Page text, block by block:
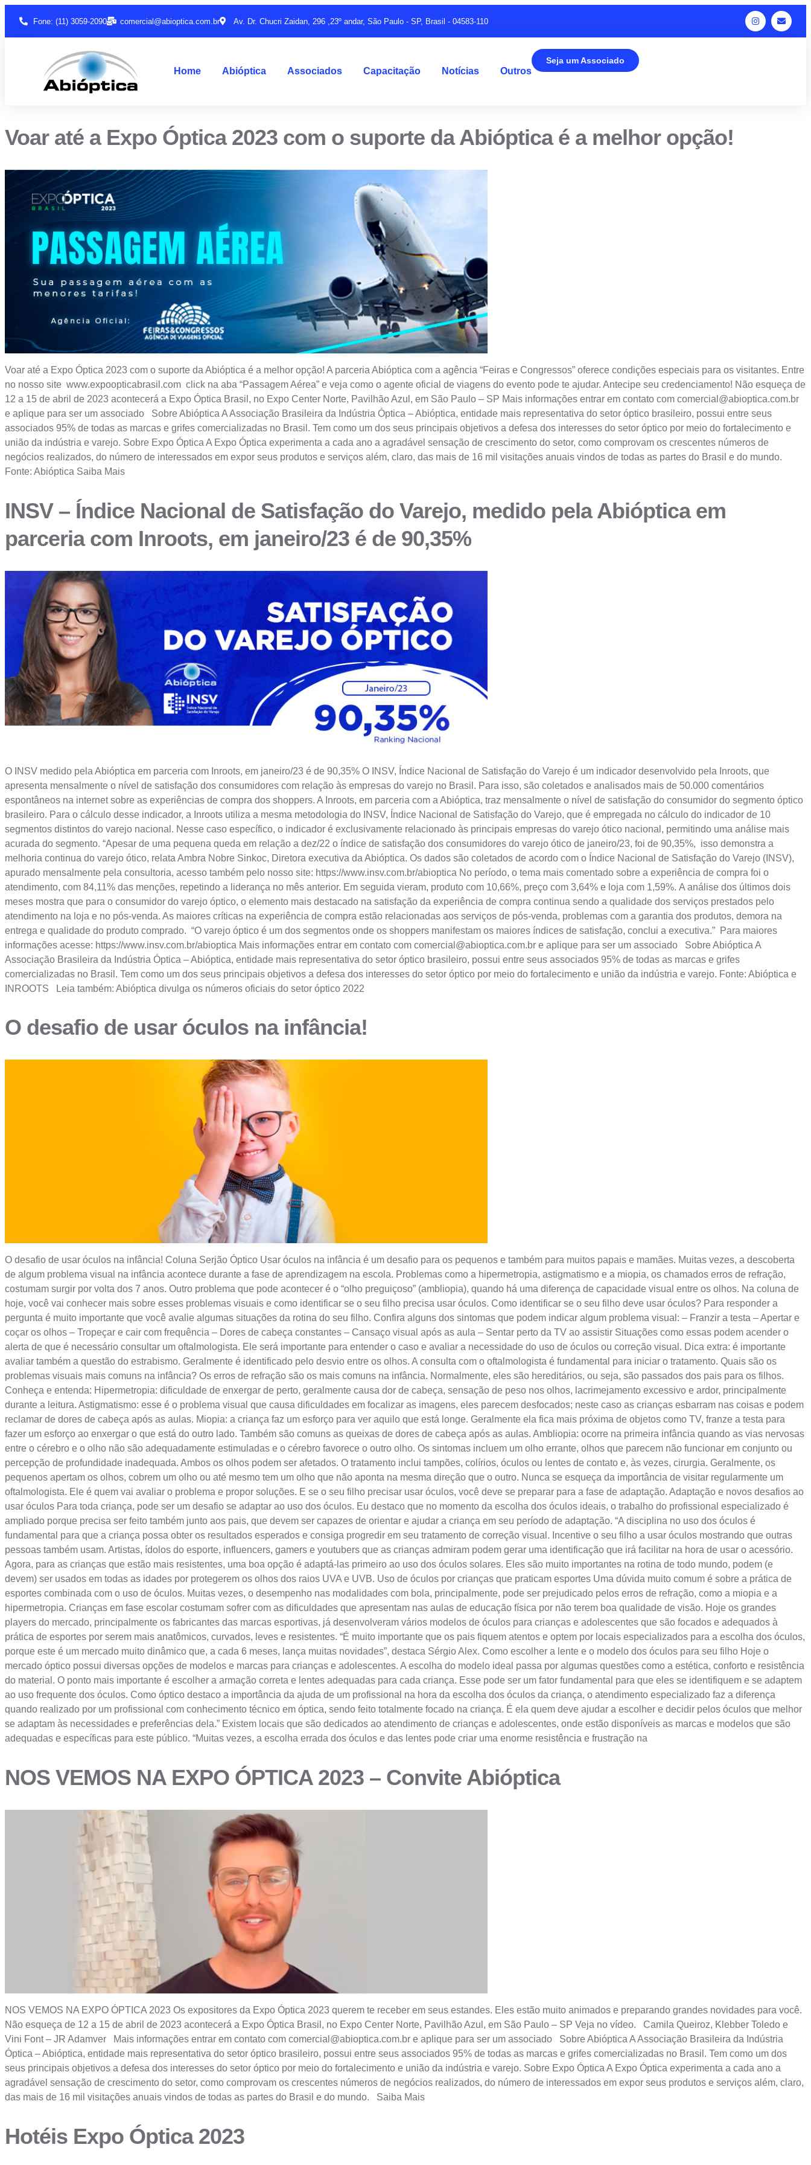
Fone: (11) 3059-2090 comercial@abioptica.com.br Av. Dr. Chucri Zaidan, 296 ,23º andar, São Paulo - SP, Brasil - 04583-110
Home Abióptica Associados Capacitação Notícias Outros
Seja um Associado
Voar até a Expo Óptica 2023 com o suporte da Abióptica é a melhor opção!
Voar até a Expo Óptica 2023 com o suporte da Abióptica é a melhor opção! A parceria Abióptica com a agência “Feiras e Congressos” oferece condições especiais para os visitantes. Entre
no nosso site www.expoopticabrasil.com click na aba “Passagem Aérea” e veja como o agente oficial de viagens do evento pode te ajudar. Antecipe seu credenciamento! Não esqueça de
12 a 15 de abril de 2023 acontecerá a Expo Óptica Brasil, no Expo Center Norte, Pavilhão Azul, em São Paulo – SP Mais informações entrar em contato com comercial@abioptica.com.br
e aplique para ser um associado Sobre Abióptica A Associação Brasileira da Indústria Óptica – Abióptica, entidade mais representativa do setor óptico brasileiro, possui entre seus
associados 95% de todas as marcas e grifes comercializadas no Brasil. Tem como um dos seus principais objetivos a defesa dos interesses do setor óptico por meio do fortalecimento e
união da indústria e varejo. Sobre Expo Óptica A Expo Óptica experimenta a cada ano a agradável sensação de crescimento do setor, como comprovam os crescentes números de
negócios realizados, do número de interessados em expor seus produtos e serviços além, claro, das mais de 16 mil visitações anuais vindos de todas as partes do Brasil e do mundo.
Fonte: Abióptica Saiba Mais
INSV – Índice Nacional de Satisfação do Varejo, medido pela Abióptica em
parceria com Inroots, em janeiro/23 é de 90,35%
O INSV medido pela Abióptica em parceria com Inroots, em janeiro/23 é de 90,35% O INSV, Índice Nacional de Satisfação do Varejo é um indicador desenvolvido pela Inroots, que
apresenta mensalmente o nível de satisfação dos consumidores com relação às empresas do varejo no Brasil. Para isso, são coletados e analisados mais de 50.000 comentários
espontâneos na internet sobre as experiências de compra dos shoppers. A Inroots, em parceria com a Abióptica, traz mensalmente o nível de satisfação do consumidor do segmento óptico
brasileiro. Para o cálculo desse indicador, a Inroots utiliza a mesma metodologia do INSV, Índice Nacional de Satisfação do Varejo, que é empregada no cálculo do indicador de 10
segmentos distintos do varejo nacional. Nesse caso específico, o indicador é exclusivamente relacionado às principais empresas do varejo ótico nacional, permitindo uma análise mais
acurada do segmento. “Apesar de uma pequena queda em relação a dez/22 o índice de satisfação dos consumidores do varejo ótico de janeiro/23, foi de 90,35%, isso demonstra a
melhoria continua do varejo ótico, relata Ambra Nobre Sinkoc, Diretora executiva da Abióptica. Os dados são coletados de acordo com o Índice Nacional de Satisfação do Varejo (INSV),
apurado mensalmente pela consultoria, acesso também pelo nosso site: https://www.insv.com.br/abioptica No período, o tema mais comentado sobre a experiência de compra foi o
atendimento, com 84,11% das menções, repetindo a liderança no mês anterior. Em seguida vieram, produto com 10,66%, preço com 3,64% e loja com 1,59%. A análise dos últimos dois
meses mostra que para o consumidor do varejo óptico, o elemento mais destacado na satisfação da experiência de compra continua sendo a qualidade dos serviços prestados pelo
atendimento na loja e no pós-venda. As maiores críticas na experiência de compra estão relacionadas aos serviços de pós-venda, problemas com a garantia dos produtos, demora na
entrega e qualidade do produto comprado. “O varejo óptico é um dos segmentos onde os shoppers manifestam os maiores índices de satisfação, conclui a executiva.” Para maiores
informações acesse: https://www.insv.com.br/abioptica Mais informações entrar em contato com comercial@abioptica.com.br e aplique para ser um associado Sobre Abióptica A
Associação Brasileira da Indústria Óptica – Abióptica, entidade mais representativa do setor óptico brasileiro, possui entre seus associados 95% de todas as marcas e grifes
comercializadas no Brasil. Tem como um dos seus principais objetivos a defesa dos interesses do setor óptico por meio do fortalecimento e união da indústria e varejo. Fonte: Abióptica e
INROOTS Leia também: Abióptica divulga os números oficiais do setor óptico 2022
O desafio de usar óculos na infância!
O desafio de usar óculos na infância! Coluna Serjão Óptico Usar óculos na infância é um desafio para os pequenos e também para muitos papais e mamães. Muitas vezes, a descoberta
de algum problema visual na infância acontece durante a fase de aprendizagem na escola. Problemas como a hipermetropia, astigmatismo e a miopia, os chamados erros de refração,
costumam surgir por volta dos 7 anos. Outro problema que pode acontecer é o “olho preguiçoso” (ambliopia), quando há uma diferença de capacidade visual entre os olhos. Na coluna de
hoje, você vai conhecer mais sobre esses problemas visuais e como identificar se o seu filho precisa usar óculos. Como identificar se o seu filho deve usar óculos? Para responder a
pergunta é muito importante que você avalie algumas situações da rotina do seu filho. Confira alguns dos sintomas que podem indicar algum problema visual: – Franzir a testa – Apertar e
coçar os olhos – Tropeçar e cair com frequência – Dores de cabeça constantes – Cansaço visual após as aula – Sentar perto da TV ao assistir Situações como essas podem acender o
alerta de que é necessário consultar um oftalmologista. Ele será importante para entender o caso e avaliar a necessidade do uso de óculos ou correção visual. Dica extra: é importante
avaliar também a questão do estrabismo. Geralmente é identificado pelo desvio entre os olhos. A consulta com o oftalmologista é fundamental para iniciar o tratamento. Quais são os
problemas visuais mais comuns na infância? Os erros de refração são os mais comuns na infância. Normalmente, eles são hereditários, ou seja, são passados dos pais para os filhos.
Conheça e entenda: Hipermetropia: dificuldade de enxergar de perto, geralmente causa dor de cabeça, sensação de peso nos olhos, lacrimejamento excessivo e ardor, principalmente
durante a leitura. Astigmatismo: esse é o problema visual que causa dificuldades em focalizar as imagens, eles parecem desfocados; neste caso as crianças esbarram nas coisas e podem
reclamar de dores de cabeça após as aulas. Miopia: a criança faz um esforço para ver aquilo que está longe. Geralmente ela fica mais próxima de objetos como TV, franze a testa para
fazer um esforço ao enxergar o que está do outro lado. Também são comuns as queixas de dores de cabeça após as aulas. Ambliopia: ocorre na primeira infância quando as vias nervosas
entre o cérebro e o olho não são adequadamente estimuladas e o cérebro favorece o outro olho. Os sintomas incluem um olho errante, olhos que parecem não funcionar em conjunto ou
percepção de profundidade inadequada. Ambos os olhos podem ser afetados. O tratamento inclui tampões, colírios, óculos ou lentes de contato e, às vezes, cirurgia. Geralmente, os
pequenos apertam os olhos, cobrem um olho ou até mesmo tem um olho que não aponta na mesma direção que o outro. Nunca se esqueça da importância de visitar regularmente um
oftalmologista. Ele é quem vai avaliar o problema e propor soluções. E se o seu filho precisar usar óculos, você deve se preparar para a fase de adaptação. Adaptação e novos desafios ao
usar óculos Para toda criança, pode ser um desafio se adaptar ao uso dos óculos. Eu destaco que no momento da escolha dos óculos ideais, o trabalho do profissional especializado é
ampliado porque precisa ser feito também junto aos pais, que devem ser capazes de orientar e ajudar a criança em seu período de adaptação. “A disciplina no uso dos óculos é
fundamental para que a criança possa obter os resultados esperados e consiga progredir em seu tratamento de correção visual. Incentive o seu filho a usar óculos mostrando que outras
pessoas também usam. Artistas, ídolos do esporte, influencers, gamers e youtubers que as crianças admiram podem gerar uma identificação que irá facilitar na hora de usar o acessório.
Agora, para as crianças que estão mais resistentes, uma boa opção é adaptá-las primeiro ao uso dos óculos solares. Eles são muito importantes na rotina de todo mundo, podem (e
devem) ser usados em todas as idades por protegerem os olhos dos raios UVA e UVB. Uso de óculos por crianças que praticam esportes Uma dúvida muito comum é sobre a prática de
esportes combinada com o uso de óculos. Muitas vezes, o desempenho nas modalidades com bola, principalmente, pode ser prejudicado pelos erros de refração, como a miopia e a
hipermetropia. Crianças em fase escolar costumam sofrer com as dificuldades que apresentam nas aulas de educação física por não terem boa qualidade de visão. Hoje os grandes
players do mercado, principalmente os fabricantes das marcas esportivas, já desenvolveram vários modelos de óculos para crianças e adolescentes que são focados e adequados à
prática de esportes por serem mais anatômicos, curvados, leves e resistentes. “É muito importante que os pais fiquem atentos e optem por locais especializados para a escolha dos óculos,
porque este é um mercado muito dinâmico que, a cada 6 meses, lança muitas novidades”, destaca Sérgio Alex. Como escolher a lente e o modelo dos óculos para seu filho Hoje o
mercado óptico possui diversas opções de modelos e marcas para crianças e adolescentes. A escolha do modelo ideal passa por algumas questões como a estética, conforto e resistência
do material. O ponto mais importante é escolher a armação correta e lentes adequadas para cada criança. Esse pode ser um fator fundamental para que eles se identifiquem e se adaptem
ao uso frequente dos óculos. Como óptico destaco a importância da ajuda de um profissional na hora da escolha dos óculos da criança, o atendimento especializado faz a diferença
quando realizado por um profissional com conhecimento técnico em óptica, sendo feito totalmente focado na criança. É ela quem deve ajudar a escolher e decidir pelos óculos que melhor
se adaptam às necessidades e preferências dela.” Existem locais que são dedicados ao atendimento de crianças e adolescentes, onde estão disponíveis as marcas e modelos que são
adequadas e específicas para este público. “Muitas vezes, a escolha errada dos óculos e das lentes pode criar uma enorme resistência e frustração na
NOS VEMOS NA EXPO ÓPTICA 2023 – Convite Abióptica
NOS VEMOS NA EXPO ÓPTICA 2023 Os expositores da Expo Óptica 2023 querem te receber em seus estandes. Eles estão muito animados e preparando grandes novidades para você.
Não esqueça de 12 a 15 de abril de 2023 acontecerá a Expo Óptica Brasil, no Expo Center Norte, Pavilhão Azul, em São Paulo – SP Veja no vídeo. Camila Queiroz, Klebber Toledo e
Vini Font – JR Adamver Mais informações entrar em contato com comercial@abioptica.com.br e aplique para ser um associado Sobre Abióptica A Associação Brasileira da Indústria
Óptica – Abióptica, entidade mais representativa do setor óptico brasileiro, possui entre seus associados 95% de todas as marcas e grifes comercializadas no Brasil. Tem como um dos
seus principais objetivos a defesa dos interesses do setor óptico por meio do fortalecimento e união da indústria e varejo. Sobre Expo Óptica A Expo Óptica experimenta a cada ano a
agradável sensação de crescimento do setor, como comprovam os crescentes números de negócios realizados, do número de interessados em expor seus produtos e serviços além, claro,
das mais de 16 mil visitações anuais vindos de todas as partes do Brasil e do mundo. Saiba Mais
Hotéis Expo Óptica 2023